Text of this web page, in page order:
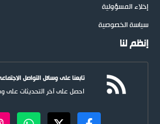
إخلاء المسؤولية
سياسة الخصوصية
إنظم لنا
تابعنا على وسائل التواصل
احصل على آخر التحديثات على